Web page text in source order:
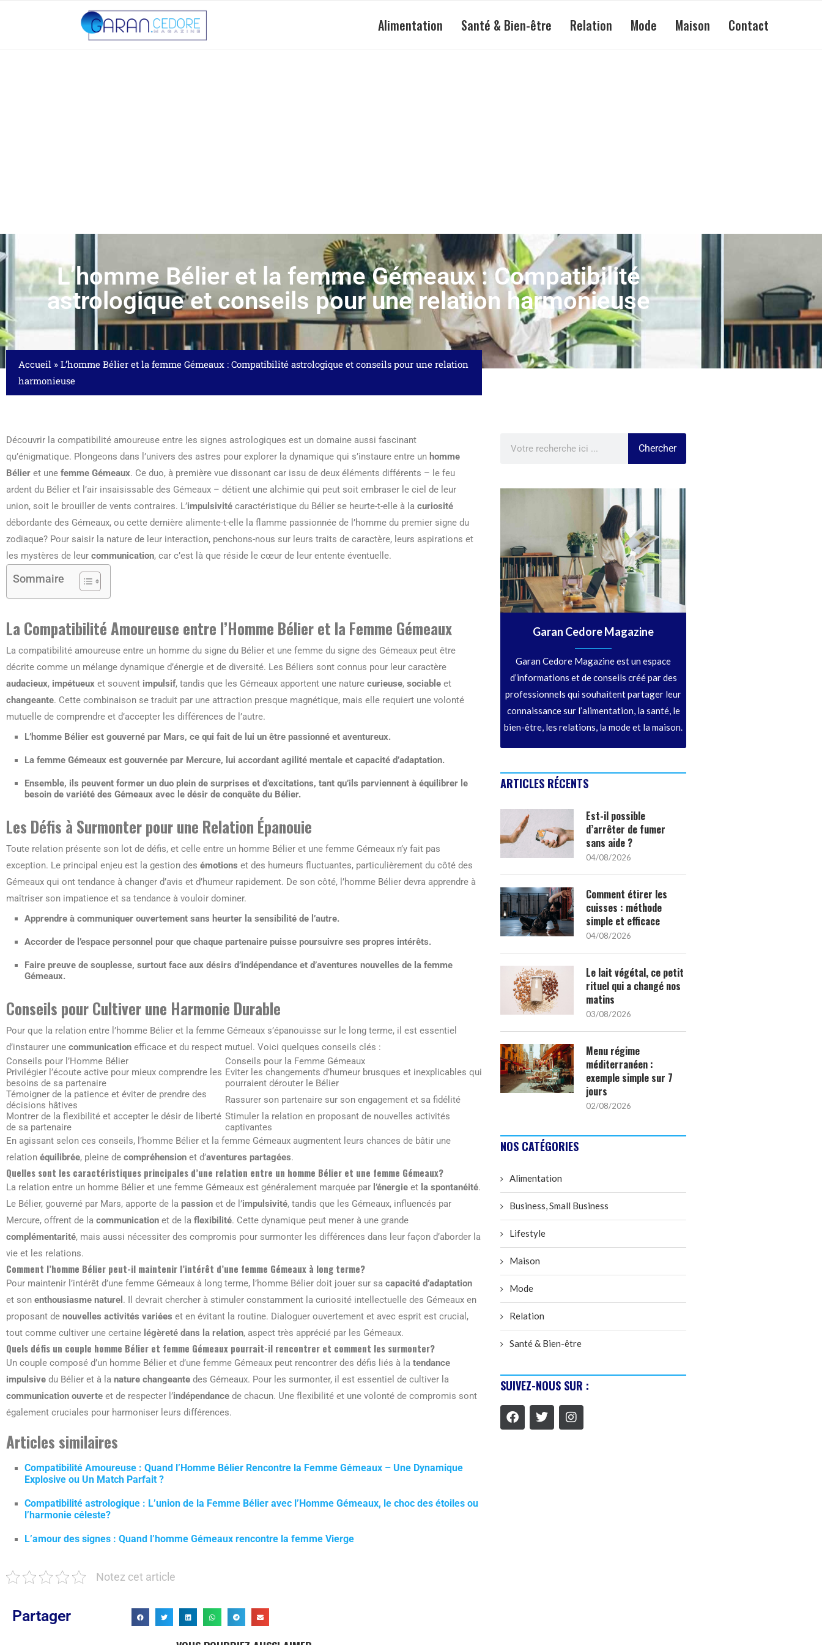
Alimentation Santé & Bien-être Relation Mode Maison Contact
L’homme Bélier et la femme Gémeaux : Compatibilité
astrologique et conseils pour une relation harmonieuse
Accueil » L’homme Bélier et la femme Gémeaux : Compatibilité astrologique et conseils pour une relation
harmonieuse
Découvrir la compatibilité amoureuse entre les signes astrologiques est un domaine aussi fascinant
qu’énigmatique. Plongeons dans l’univers des astres pour explorer la dynamique qui s’instaure entre un homme
Bélier et une femme Gémeaux. Ce duo, à première vue dissonant car issu de deux éléments différents – le feu
ardent du Bélier et l’air insaisissable des Gémeaux – détient une alchimie qui peut soit embraser le ciel de leur
union, soit le brouiller de vents contraires. L’impulsivité caractéristique du Bélier se heurte-t-elle à la curiosité
débordante des Gémeaux, ou cette dernière alimente-t-elle la flamme passionnée de l’homme du premier signe du
zodiaque? Pour saisir la nature de leur interaction, penchons-nous sur leurs traits de caractère, leurs aspirations et
les mystères de leur communication, car c’est là que réside le cœur de leur entente éventuelle.
Sommaire
La Compatibilité Amoureuse entre l’Homme Bélier et la Femme Gémeaux
La compatibilité amoureuse entre un homme du signe du Bélier et une femme du signe des Gémeaux peut être
décrite comme un mélange dynamique d’énergie et de diversité. Les Béliers sont connus pour leur caractère
audacieux, impétueux et souvent impulsif, tandis que les Gémeaux apportent une nature curieuse, sociable et
changeante. Cette combinaison se traduit par une attraction presque magnétique, mais elle requiert une volonté
mutuelle de comprendre et d’accepter les différences de l’autre.
L’homme Bélier est gouverné par Mars, ce qui fait de lui un être passionné et aventureux.
La femme Gémeaux est gouvernée par Mercure, lui accordant agilité mentale et capacité d’adaptation.
Ensemble, ils peuvent former un duo plein de surprises et d’excitations, tant qu’ils parviennent à équilibrer le
besoin de variété des Gémeaux avec le désir de conquête du Bélier.
Les Défis à Surmonter pour une Relation Épanouie
Toute relation présente son lot de défis, et celle entre un homme Bélier et une femme Gémeaux n’y fait pas
exception. Le principal enjeu est la gestion des émotions et des humeurs fluctuantes, particulièrement du côté des
Gémeaux qui ont tendance à changer d’avis et d’humeur rapidement. De son côté, l’homme Bélier devra apprendre à
maîtriser son impatience et sa tendance à vouloir dominer.
Apprendre à communiquer ouvertement sans heurter la sensibilité de l’autre.
Accorder de l’espace personnel pour que chaque partenaire puisse poursuivre ses propres intérêts.
Faire preuve de souplesse, surtout face aux désirs d’indépendance et d’aventures nouvelles de la femme
Gémeaux.
Conseils pour Cultiver une Harmonie Durable
Pour que la relation entre l’homme Bélier et la femme Gémeaux s’épanouisse sur le long terme, il est essentiel
d’instaurer une communication efficace et du respect mutuel. Voici quelques conseils clés :
Conseils pour l’Homme Bélier
Conseils pour la Femme Gémeaux
Privilégier l’écoute active pour mieux comprendre les
besoins de sa partenaire
Eviter les changements d’humeur brusques et inexplicables qui
pourraient dérouter le Bélier
Témoigner de la patience et éviter de prendre des
décisions hâtives
Rassurer son partenaire sur son engagement et sa fidélité
Montrer de la flexibilité et accepter le désir de liberté
de sa partenaire
Stimuler la relation en proposant de nouvelles activités
captivantes
En agissant selon ces conseils, l’homme Bélier et la femme Gémeaux augmentent leurs chances de bâtir une
relation équilibrée, pleine de compréhension et d’aventures partagées.
Quelles sont les caractéristiques principales d’une relation entre un homme Bélier et une femme Gémeaux?
La relation entre un homme Bélier et une femme Gémeaux est généralement marquée par l’énergie et la spontanéité.
Le Bélier, gouverné par Mars, apporte de la passion et de l’impulsivité, tandis que les Gémeaux, influencés par
Mercure, offrent de la communication et de la flexibilité. Cette dynamique peut mener à une grande
complémentarité, mais aussi nécessiter des compromis pour surmonter les différences dans leur façon d’aborder la
vie et les relations.
Comment l’homme Bélier peut-il maintenir l’intérêt d’une femme Gémeaux à long terme?
Pour maintenir l’intérêt d’une femme Gémeaux à long terme, l’homme Bélier doit jouer sur sa capacité d’adaptation
et son enthousiasme naturel . Il devrait chercher à stimuler constamment la curiosité intellectuelle des Gémeaux en
proposant de nouvelles activités variées et en évitant la routine. Dialoguer ouvertement et avec esprit est crucial,
tout comme cultiver une certaine légèreté dans la relation, aspect très apprécié par les Gémeaux.
Quels défis un couple homme Bélier et femme Gémeaux pourrait-il rencontrer et comment les surmonter?
Un couple composé d’un homme Bélier et d’une femme Gémeaux peut rencontrer des défis liés à la tendance
impulsive du Bélier et à la nature changeante des Gémeaux. Pour les surmonter, il est essentiel de cultiver la
communication ouverte et de respecter l’indépendance de chacun. Une flexibilité et une volonté de compromis sont
également cruciales pour harmoniser leurs différences.
Articles similaires
Compatibilité Amoureuse : Quand l’Homme Bélier Rencontre la Femme Gémeaux – Une Dynamique
Explosive ou Un Match Parfait ?
Compatibilité astrologique : L’union de la Femme Bélier avec l’Homme Gémeaux, le choc des étoiles ou
l’harmonie céleste?
L’amour des signes : Quand l’homme Gémeaux rencontre la femme Vierge
Notez cet article
Partager
Chercher
Garan Cedore Magazine
Garan Cedore Magazine est un espace
d’informations et de conseils créé par des
professionnels qui souhaitent partager leur
connaissance sur l’alimentation, la santé, le
bien-être, les relations, la mode et la maison.
ARTICLES RÉCENTS
Est-il possible
d’arrêter de fumer
sans aide ?
04/08/2026
Comment étirer les
cuisses : méthode
simple et efficace
04/08/2026
Le lait végétal, ce petit
rituel qui a changé nos
matins
03/08/2026
Menu régime
méditerranéen :
exemple simple sur 7
jours
02/08/2026
NOS CATÉGORIES
Alimentation
Business, Small Business
Lifestyle
Maison
Mode
Relation
Santé & Bien-être
SUIVEZ-NOUS SUR :